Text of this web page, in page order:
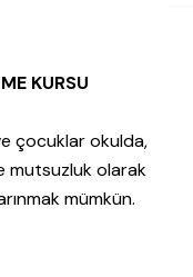
KURSU
çocuklar okulda,
mutsuzluk olarak
mümkün.